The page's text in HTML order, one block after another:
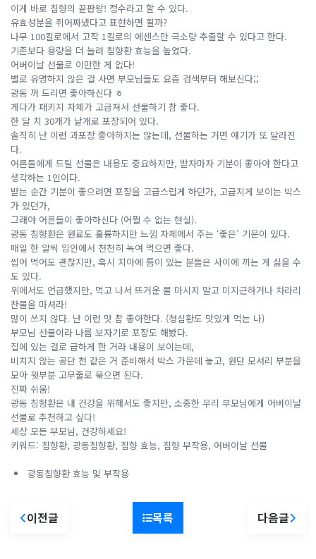
이게 바로 침향의 끝판왕! 정수라고 할 수 있다.
유효성분을 쥐어짜냈다고 표현하면 될까?
나무 100킬로에서 고작 1킬로의 에센스만 극소량 추출할 수 있다고 한다.
기존보다 용량을 더 늘려 침향환 효능을 높였다.
어버이날 선물로 이만한 게 없다!
별로 유명하지 않은 걸 사면 부모님들도 요즘 검색부터 해보신다;;
광동 꺼 드리면 좋아하신다 ㅎ
게다가 패키지 자체가 고급져서 선물하기 참 좋다.
한 달 치 30개가 낱개로 포장되어 있다.
솔직히 난 이런 과포장 좋아하지는 않는데, 선물하는 거면 얘기가 또 달라진
다.
어른들에게 드릴 선물은 내용도 중요하지만, 받자마자 기분이 좋아야 한다고
생각하는 1인이다.
받는 순간 기분이 좋으려면 포장을 고급스럽게 하던가, 고급지게 보이는 박스
가 있던가,
그래야 어른들이 좋아하신다 (어쩔 수 없는 현실).
광동 침향환은 원료도 훌륭하지만 느낌 자체에서 주는 ‘좋은’ 기운이 있다.
매일 한 알씩 입안에서 천천히 녹여 먹으면 좋다.
씹어 먹어도 괜찮지만, 혹시 치아에 틈이 있는 분들은 사이에 끼는 게 싫을 수
도 있다.
위에서도 언급했지만, 먹고 나서 뜨거운 물 마시지 말고 미지근하거나 차라리
찬물을 마셔라!
많이 쓰지 않다. 난 이런 맛 참 좋아한다. (청심환도 맛있게 먹는 나)
부모님 선물이라 나름 보자기로 포장도 해봤다.
집에 있는 걸로 급하게 한 거라 내용이 보이는데,
비치지 않는 공단 천 같은 거 준비해서 박스 가운데 놓고, 원단 모서리 부분을
모아 윗부분 고무줄로 묶으면 된다.
진짜 쉬움!
광동 침향환은 내 건강을 위해서도 좋지만, 소중한 우리 부모님에게 어버이날
선물로 추천하고 싶다!
세상 모든 부모님, 건강하세요!
키워드: 침향환, 광동침향환, 침향 효능, 침향 부작용, 어버이날 선물
광동침향환 효능 및 부작용
이전글 목록 다음글